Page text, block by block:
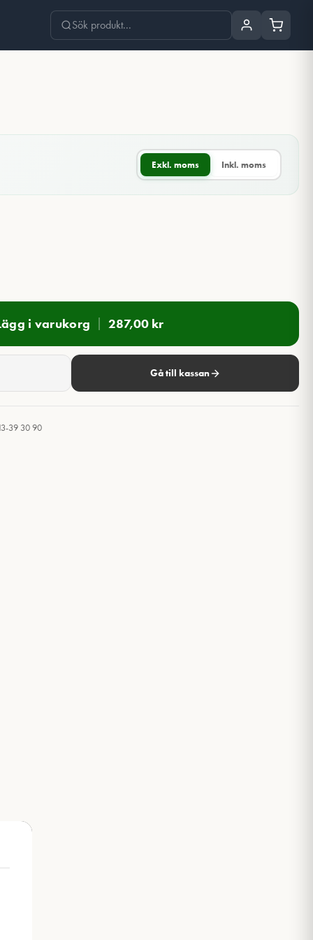
Exkl. moms Inkl. moms
i varukorg 287,00 kr
Gå till kassan
39 30 90